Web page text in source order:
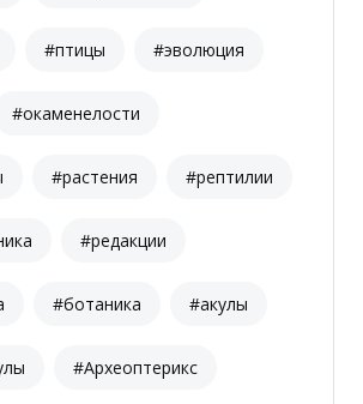
#птицы #эволюция
#окаменелости
#растения #рептилии
#редакции
#ботаника #акулы
#Археоптерикс